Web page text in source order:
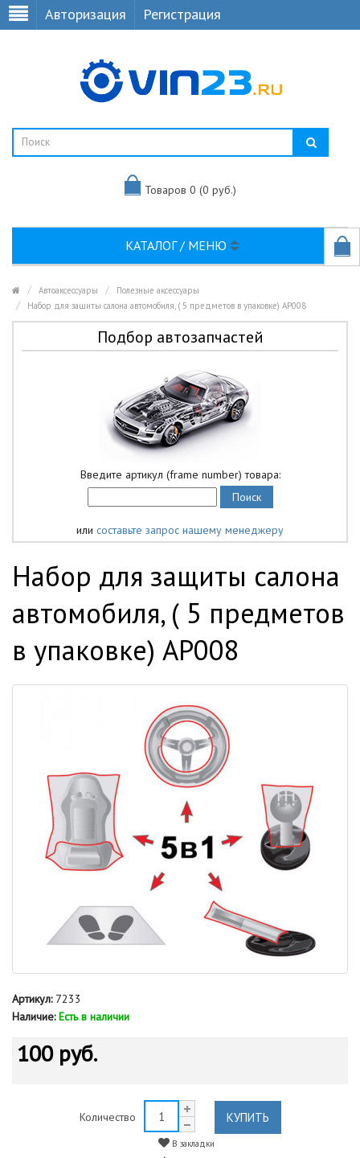
Авторизация Регистрация
Товаров 0 (0 руб.)
КАТАЛОГ / МЕНЮ
Автоаксессуары
Полезные аксессуары
Набор для защиты салона автомобиля, ( 5 предметов в упаковке) AP008
Подбор автозапчастей
Введите артикул (frame number) товара:
или составьте запрос нашему менеджеру
Набор для защиты салона
автомобиля, ( 5 предметов
в упаковке) AP008
Артикул:7233
Наличие: Есть в наличии
100 руб.
Количество КУПИТЬ
В закладки